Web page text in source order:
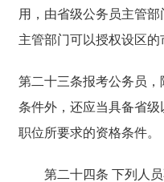
用，由省级公务员主管
主管部门可以授权设区的
第二十三条报考公务员
条件外，还应当具备省
职位所要求的资格条件。
第二十四条 下列人员